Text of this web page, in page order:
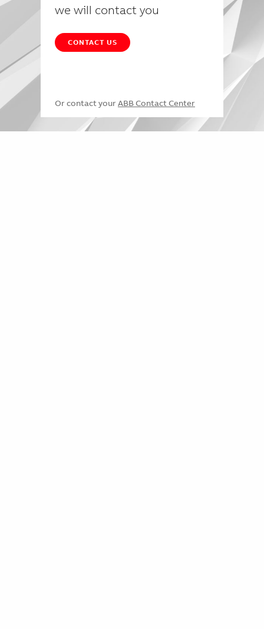
we will contact you
CONTACT US
Or contact your ABB Contact Center